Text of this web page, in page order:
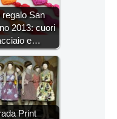
regalo San
2013: cuori
e…
Print